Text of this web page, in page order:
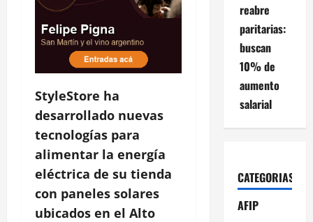
StyleStore ha
desarrollado nuevas
tecnologías para
alimentar la energía
eléctrica de su tienda
con paneles solares
ubicados en el Alto
reabre
paritarias:
buscan
10% de
aumento
salarial
CATEGORIAS
AFIP